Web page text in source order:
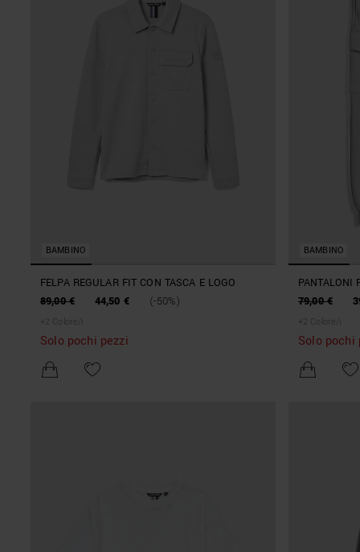
BAMBINO
FELPA REGULAR FIT CON TASCA E LOGO
89,00 €
44,50 € (-50%)
+ 2 Colore/i
Solo pochi pezzi
BAMBINO
PANTALONI
CARGO
79,00 €
+ 2 Colore/i
Solo pochi